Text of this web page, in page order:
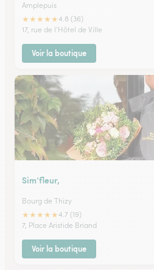
Amplepuis
★★★★★4.8 (36)
17, rue de l'Hôtel de Ville
Voir la boutique
Sim’fleur,
Bourg de Thizy
★★★★★4.7 (19)
7, Place Aristide Briand
Voir la boutique